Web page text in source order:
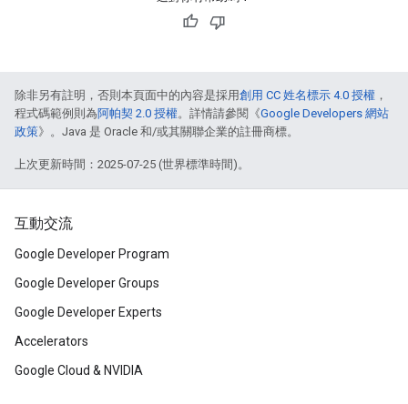
除非另有註明，否則本頁面中的內容是採用創用 CC 姓名標示 4.0 授權 ，
程式碼範例則為阿帕契 2.0 授權。詳情請參閱《Google Developers 網站
政策》。Java 是 Oracle 和/或其關聯企業的註冊商標。
上次更新時間：2025-07-25 (世界標準時間)。
互動交流
Google Developer Program
Google Developer Groups
Google Developer Experts
Accelerators
Google Cloud & NVIDIA